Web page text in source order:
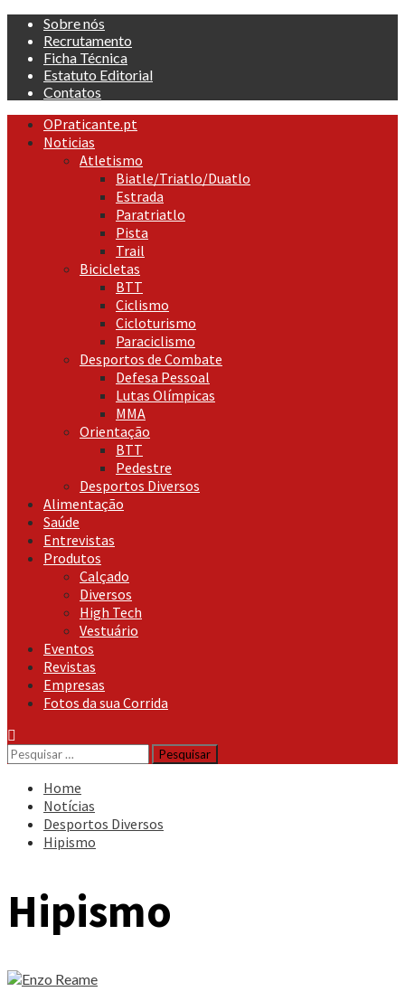
Skip
content
Sobre nós
Recrutamento
Ficha Técnica
Estatuto Editorial
Contatos
Primary
Menu
OPraticante.pt
Noticias
Atletismo
Biatle/Triatlo/Duatlo
Estrada
Paratriatlo
Pista
Trail
Bicicletas
BTT
Ciclismo
Cicloturismo
Paraciclismo
Desportos de Combate
Defesa Pessoal
Lutas Olímpicas
MMA
Orientação
BTT
Pedestre
Desportos Diversos
Alimentação
Saúde
Entrevistas
Produtos
Calçado
Diversos
High Tech
Vestuário
Eventos
Revistas
Empresas
Fotos da sua Corrida
Pesquisar
por:
Home
Notícias
Desportos Diversos
Hipismo
Hipismo